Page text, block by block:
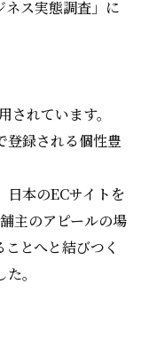
ス実態調査」に
れています。
登録される個性豊
日本のECサイトを
主のアピールの場
とへと結びつく
。